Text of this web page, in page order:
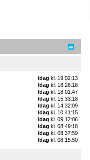
Idag kl. 19:02:13
Idag kl. 18:26:18
Idag kl. 18:01:47
Idag kl. 15:33:18
Idag kl. 14:32:09
Idag kl. 10:41:15
Idag kl. 09:12:06
Idag kl. 08:49:18
Idag kl. 08:37:59
Idag kl. 08:15:50